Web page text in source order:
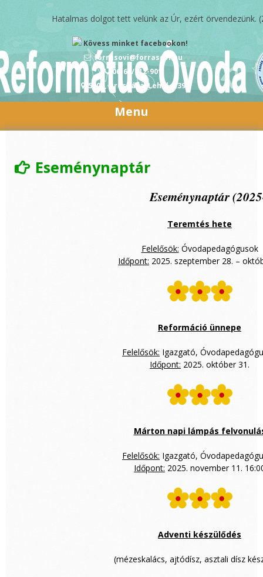
Hatalmas dolgot tett velünk az Úr, ezért örvendezünk. (Zsoltár
Kövess minket facebookon!
forrasovi@forrasovi.hu
06-68/412-901
5900, Orosháza, Lehel u.39
Menu
Eseménynaptár
Eseménynaptár (2025-
Teremtés hete
Felelősök: Óvodapedagógusok
Időpont: 2025. szeptember 28. –
Reformáció ünnepe
Felelősök: Igazgató,
Időpont: 2025. október 31.
Márton napi lámpás
Felelősök: Igazgató,
Időpont: 2025. november 11.
Adventi készülődés
(mézeskalács, ajtódísz, asztali dísz